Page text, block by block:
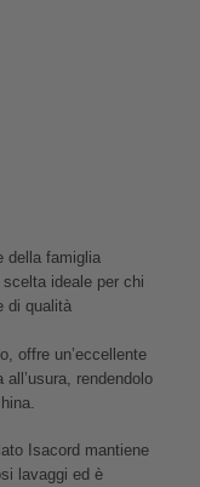
della famiglia
ideale per chi
di qualità
offre un’eccellente
rendendolo
Isacord mantiene
lavaggi ed è